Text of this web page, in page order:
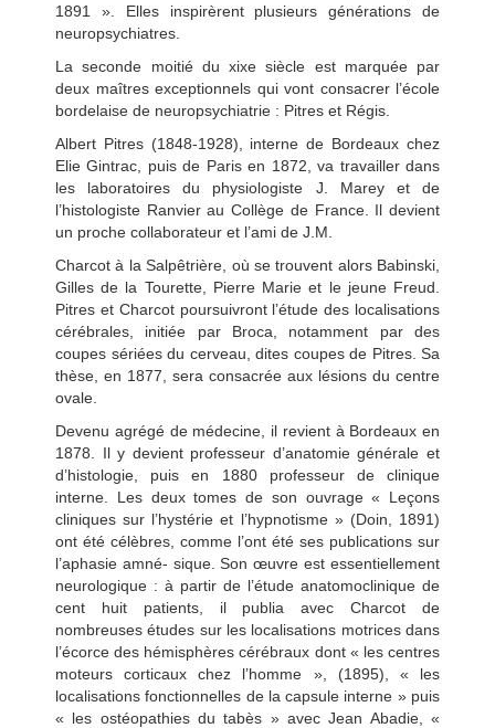
1891 ». Elles inspirèrent plusieurs générations de
neuropsychiatres.
La seconde moitié du xixe siècle est marquée par
deux maîtres exceptionnels qui vont consacrer l’école
bordelaise de neuropsychiatrie : Pitres et Régis.
Albert Pitres (1848-1928), interne de Bordeaux chez
Elie Gintrac, puis de Paris en 1872, va travailler dans
les laboratoires du physiologiste J. Marey et de
l’histologiste Ranvier au Collège de France. Il devient
un proche collaborateur et l’ami de J.M.
Charcot à la Salpêtrière, où se trouvent alors Babinski,
Gilles de la Tourette, Pierre Marie et le jeune Freud.
Pitres et Charcot poursuivront l’étude des localisations
cérébrales, initiée par Broca, notamment par des
coupes sériées du cerveau, dites coupes de Pitres. Sa
thèse, en 1877, sera consacrée aux lésions du centre
ovale.
Devenu agrégé de médecine, il revient à Bordeaux en
1878. Il y devient professeur d’anatomie générale et
d’histologie, puis en 1880 professeur de clinique
interne. Lesdeux tomes de son ouvrage « Leçons
cliniques sur l’hystérie et l’hypnotisme » (Doin, 1891)
ont été célèbres, comme l’ont été ses publications sur
l’aphasie amné- sique. Son œuvre est essentiellement
neurologique : à partir de l’étude anatomoclinique de
cent huit patients, il publia avec Charcot de
nombreuses études sur les localisations motrices dans
l’écorce des hémisphères cérébraux dont « les centres
moteurs corticaux chez l’homme », (1895), « les
localisations fonctionnelles de la capsule interne » puis
« les ostéopathies du tabès » avec Jean Abadie, «